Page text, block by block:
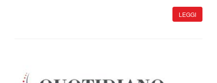
LEGGI